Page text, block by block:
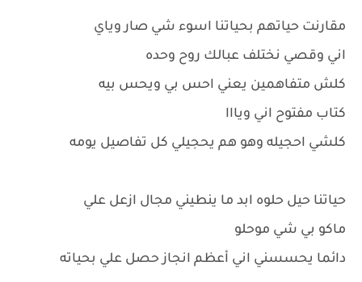
مقارنت حياتهم بحياتنا اسوء شي صار وياي
اني وقصي نختلف عبالك روح وحده
كلش متفاهمين يعني احس بي ويحس بيه
كتاب مفتوح اني ويااا
كلشي احجيله وهو هم يحجيلي كل تفاصيل يومه
حياتنا حيل حلوه ابد ما ينطيني مجال ازعل علي
ماكو بي شي موحلو
دائما يحسسني اني أعظم انجاز حصل علي بحياته